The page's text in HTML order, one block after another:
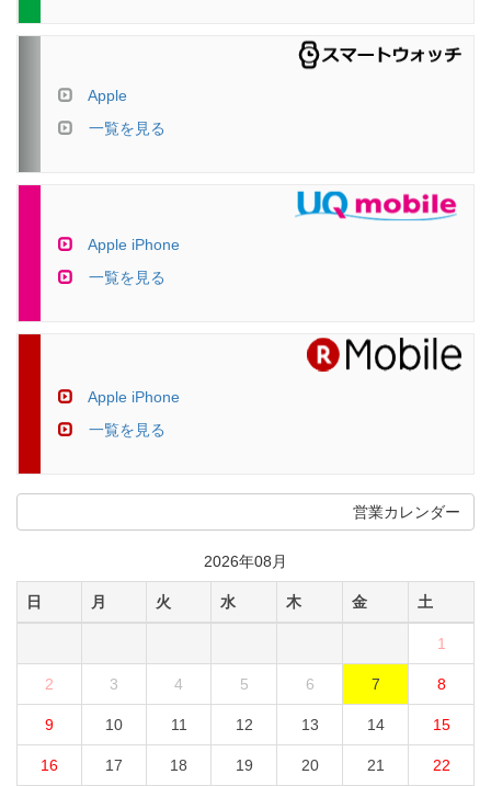
Apple
一覧を見る
Apple iPhone
一覧を見る
Apple iPhone
一覧を見る
営業カレンダー
2026年08月
日 月 火 水 木 金 土
1
2 3 4 5 6 7 8
9 10 11 12 13 14 15
16 17 18 19 20 21 22